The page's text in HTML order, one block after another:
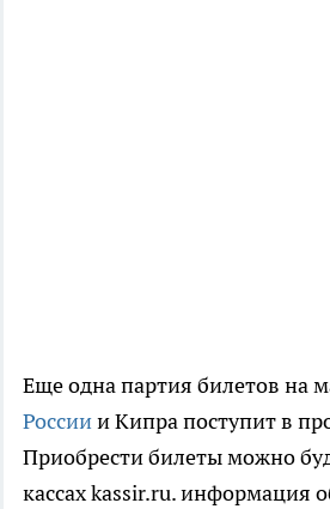
Еще одна партия билетов на
Россиии Кипра поступит в
Приобрести билеты можно
кассах kassir.ru. информация